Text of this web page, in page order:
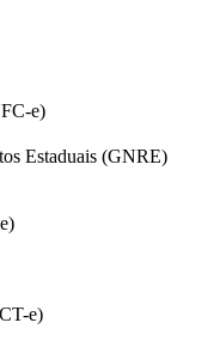
e)
Estaduais (GNRE)
e)